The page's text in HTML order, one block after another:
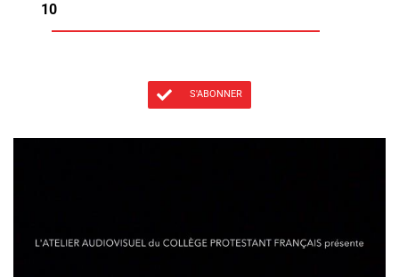
10
S'ABONNER